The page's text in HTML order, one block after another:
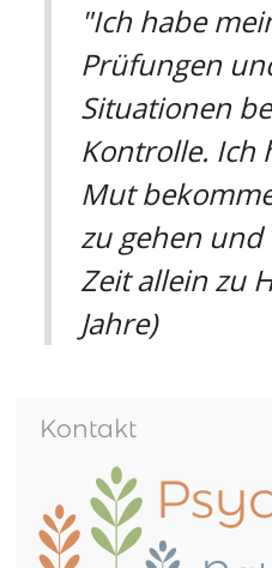
"Ich habe
Prüfungen
Situationen
Kontrolle. Ich
Mut
zu gehen
Zeit allein zu
Jahre)
Kontakt